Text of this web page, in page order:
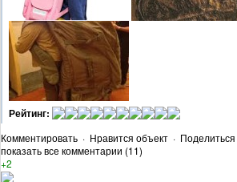
Рейтинг:
Комментировать · Нравится объект · Поделиться
показать все комментарии (11)
+2